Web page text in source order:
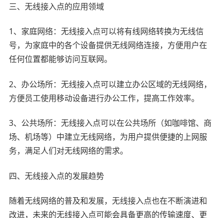
三、无线接入点的应用领域
1、家庭网络：无线接入点可以将有线网络转换为无线信
号，为家庭中的各个设备提供无线网络连接，方便用户在
任何位置都能够访问互联网。
2、办公场所：无线接入点可以建立办公区域的无线网络，
方便员工使用移动设备进行办公工作，提高工作效率。
3、公共场所：无线接入点可以在公共场所（如咖啡馆、商
场、机场等）中建立无线网络，为用户提供便捷的上网服
务，满足人们对无线网络的需求。
四、无线接入点的发展趋势
随着无线网络的普及和发展，无线接入点也在不断演进和
改进，未来的无线接入点可能会具备更高的传输速度、更